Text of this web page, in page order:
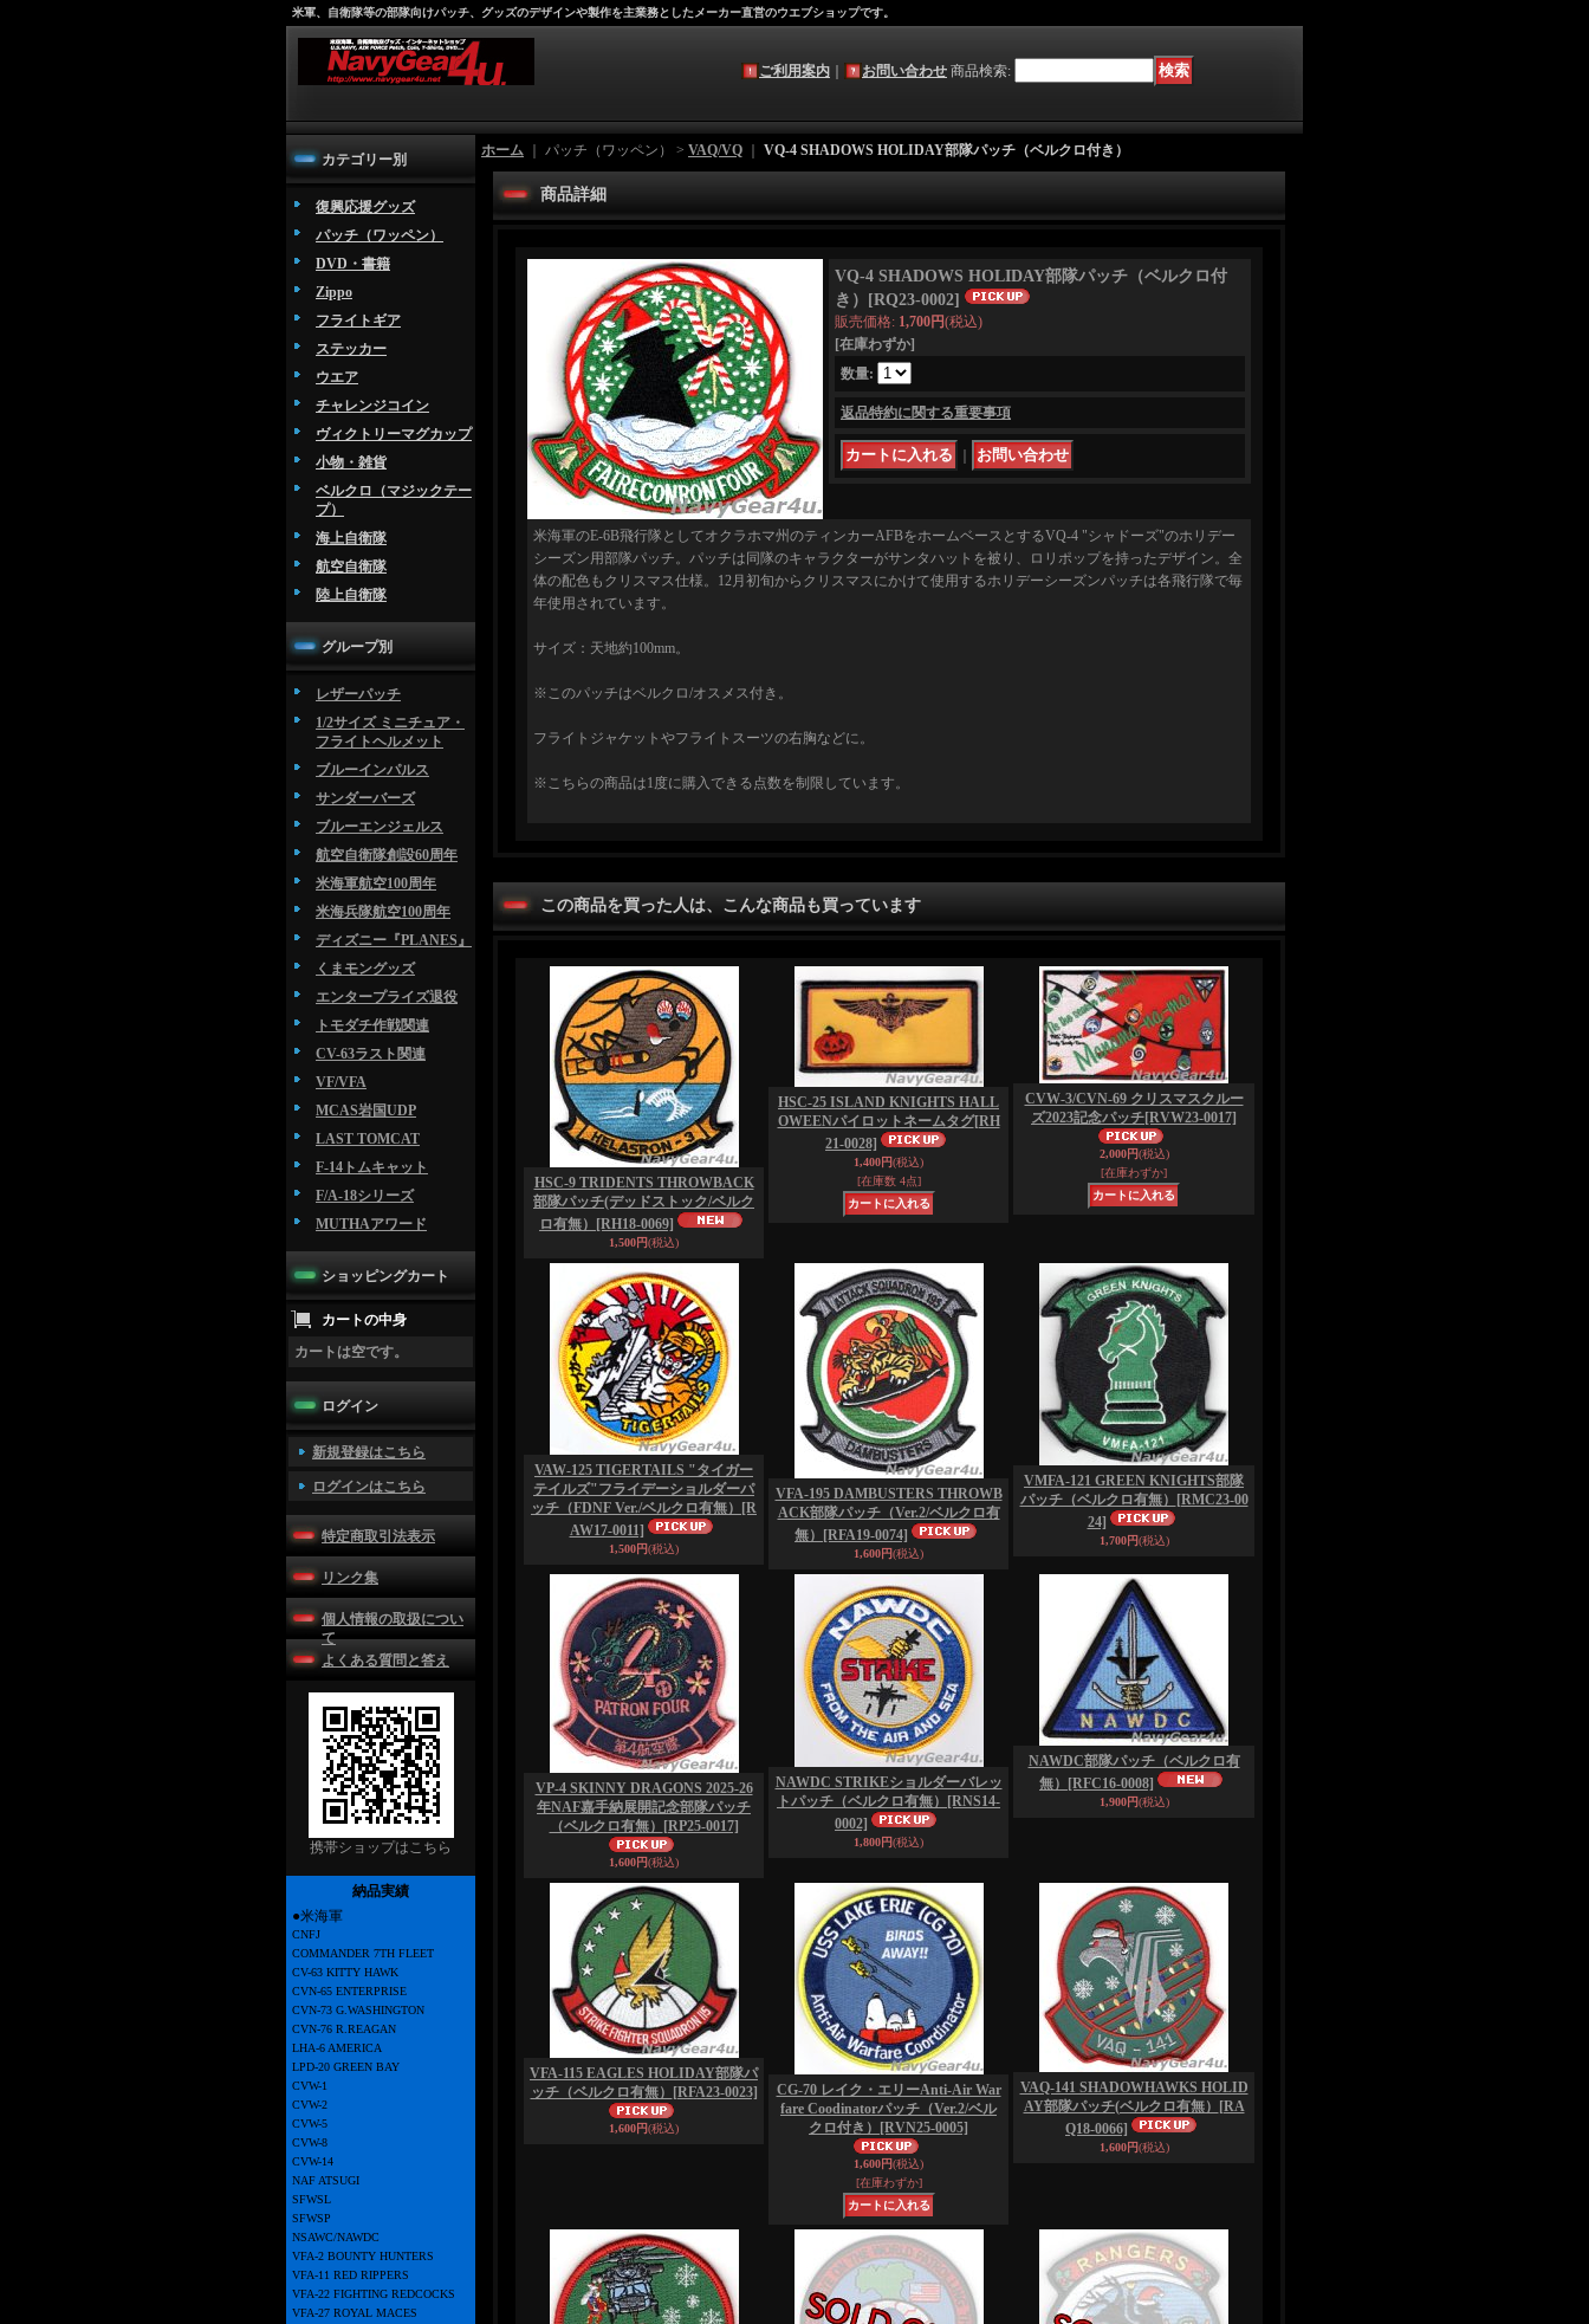
米軍、自衛隊等の部隊向けパッチ、グッズのデザインや製作を主業務としたメーカー直営のウエブショップです。
ご利用案内 お問い合わせ 商品検索:
カテゴリー別
復興応援グッズ
パッチ（ワッペン）
DVD・書籍
Zippo
フライトギア
ステッカー
ウエア
チャレンジコイン
ヴィクトリーマグカップ
小物・雑貨
ベルクロ（マジックテー
プ）
海上自衛隊
航空自衛隊
陸上自衛隊
グループ別
レザーパッチ
1/2サイズ ミニチュア・
フライトヘルメット
ブルーインパルス
サンダーバーズ
ブルーエンジェルス
航空自衛隊創設60周年
米海軍航空100周年
米海兵隊航空100周年
ディズニー『PLANES』
くまモングッズ
エンタープライズ退役
トモダチ作戦関連
CV-63ラスト関連
VF/VFA
MCAS岩国UDP
LAST TOMCAT
F-14トムキャット
F/A-18シリーズ
MUTHAアワード
ショッピングカート
カートの中身
カートは空です。
ログイン
新規登録はこちら
ログインはこちら
特定商取引法表示
リンク集
個人情報の取扱につい
て
よくある質問と答え
携帯ショップはこちら
納品実績
●米海軍
CNFJ
COMMANDER 7TH FLEET
CV-63 KITTY HAWK
CVN-65 ENTERPRISE
CVN-73 G.WASHINGTON
CVN-76 R.REAGAN
LHA-6 AMERICA
LPD-20 GREEN BAY
CVW-1
CVW-2
CVW-5
CVW-8
CVW-14
NAF ATSUGI
SFWSL
SFWSP
NSAWC/NAWDC
VFA-2 BOUNTY HUNTERS
VFA-11 RED RIPPERS
VFA-22 FIGHTING REDCOCKS
VFA-27 ROYAL MACES
ホーム ｜ パッチ（ワッペン） > VAQ/VQ VQ-4 SHADOWS HOLIDAY部隊パッチ（ベルクロ付き）
商品詳細
VQ-4 SHADOWS HOLIDAY部隊パッチ（ベルクロ付
き）
[RQ23-0002]
販売価格: 1,700円(税込)
[在庫わずか]
数量:
返品特約に関する重要事項
米海軍のE-6B飛行隊としてオクラホマ州のティンカーAFBをホームベースとするVQ-4 "シャドーズ"のホリデー
シーズン用部隊パッチ。パッチは同隊のキャラクターがサンタハットを被り、ロリポップを持ったデザイン。全
体の配色もクリスマス仕様。12月初旬からクリスマスにかけて使用するホリデーシーズンパッチは各飛行隊で毎
年使用されています。
サイズ：天地約100mm。
※このパッチはベルクロ/オスメス付き。
フライトジャケットやフライトスーツの右胸などに。
※こちらの商品は1度に購入できる点数を制限しています。
この商品を買った人は、こんな商品も買っています
HSC-9 TRIDENTS THROWBACK
部隊パッチ(デッドストック/ベルク
ロ有無）
[RH18-0069]
1,500円(税込)
HSC-25 ISLAND KNIGHTS HALL
OWEENパイロットネームタグ[RH
21-0028]
1,400円(税込)
[在庫数 4点]
CVW-3/CVN-69 クリスマスクルー
ズ2023記念パッチ[RVW23-0017]
2,000円(税込)
[在庫わずか]
VAW-125 TIGERTAILS "タイガー
テイルズ"フライデーショルダーパ
ッチ（FDNF Ver./ベルクロ有無）
[R
AW17-0011]
1,500円(税込)
VFA-195 DAMBUSTERS THROWB
ACK部隊パッチ（Ver.2/ベルクロ有
無）
[RFA19-0074]
1,600円(税込)
VMFA-121 GREEN KNIGHTS部隊
パッチ（ベルクロ有無）
[RMC23-00
24]
1,700円(税込)
VP-4 SKINNY DRAGONS 2025-26
年NAF嘉手納展開記念部隊パッチ
（ベルクロ有無）
[RP25-0017]
1,600円(税込)
NAWDC STRIKEショルダーバレッ
トパッチ（ベルクロ有無）
[RNS14-
0002]
1,800円(税込)
NAWDC部隊パッチ（ベルクロ有
無）
[RFC16-0008]
1,900円(税込)
VFA-115 EAGLES HOLIDAY部隊パ
ッチ（ベルクロ有無）
[RFA23-0023]
1,600円(税込)
CG-70 レイク・エリーAnti-Air War
fare Coodinatorパッチ（Ver.2/ベル
クロ付き）
[RVN25-0005]
1,600円(税込)
[在庫わずか]
VAQ-141 SHADOWHAWKS HOLID
AY部隊パッチ(ベルクロ有無）
[RA
Q18-0066]
1,600円(税込)